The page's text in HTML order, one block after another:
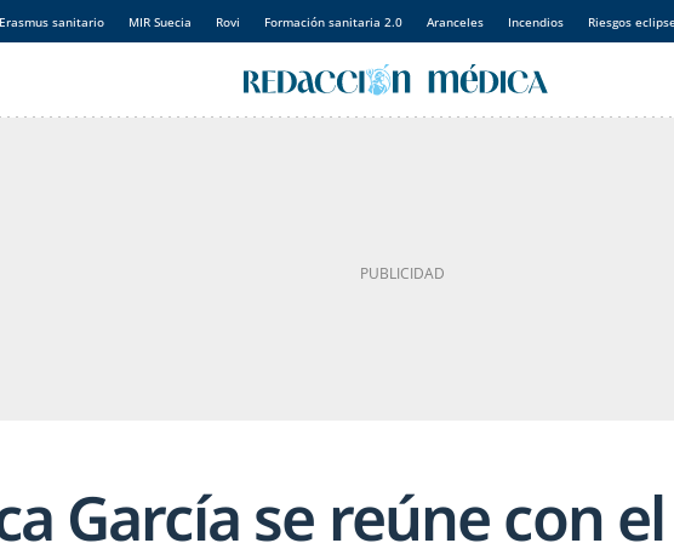
Erasmus sanitario MIR Suecia Rovi Formación sanitaria 2.0 Aranceles Incendios Riesgos
García se reúne con el